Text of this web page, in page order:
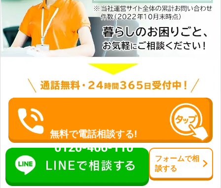
無料で電話相談する!
0120-466-110
フォームで相
談する